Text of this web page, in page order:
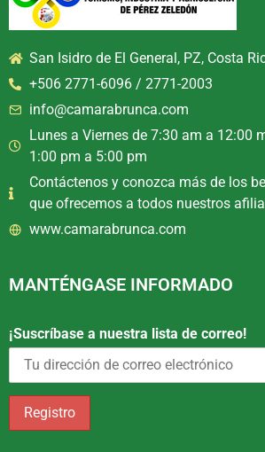
San Isidro de El General, PZ, Costa
+506 2771-6096 / 2771-2003
info@camarabrunca.com
Lunes a Viernes de 7:30 am a 12:00
1:00 pm a 5:00 pm
Contáctenos y conozca más de los
que ofrecemos a todos nuestros
www.camarabrunca.com
MANTÉNGASE INFORMADO
¡Suscríbase a nuestra lista de correo!